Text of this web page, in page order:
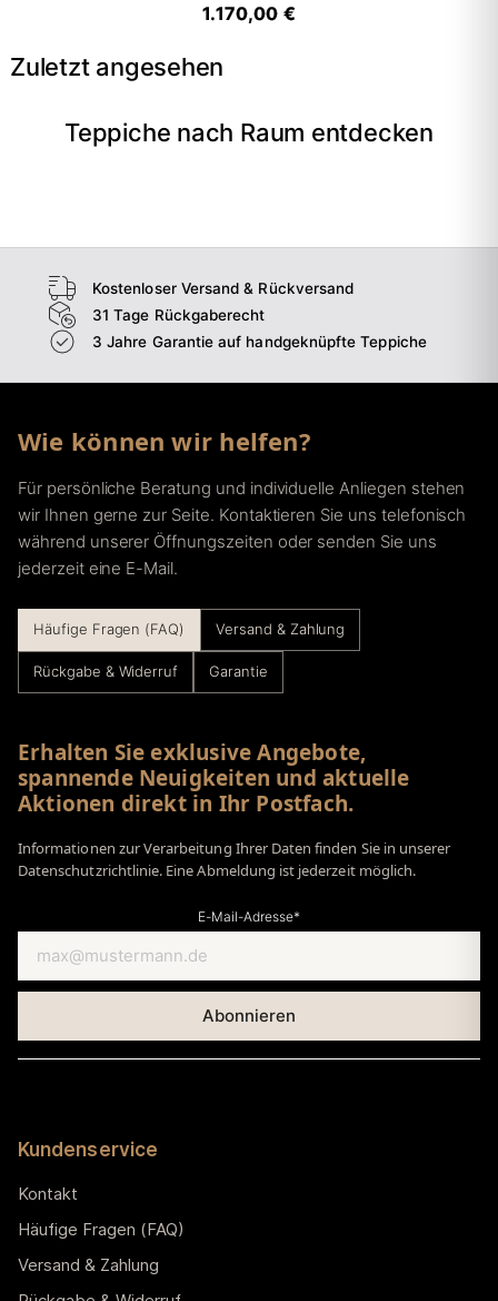
1.170,00 €
Zuletzt angesehen
Teppiche nach Raum entdecken
Wohnzimmer
Kostenloser Versand & Rückversand
31 Tage Rückgaberecht
3 Jahre Garantie auf handgeknüpfte Teppiche
Wie können wir helfen?
Für persönliche Beratung und individuelle Anliegen stehen
wir Ihnen gerne zur Seite. Kontaktieren Sie uns telefonisch
während unserer Öffnungszeiten oder senden Sie uns
jederzeit eine E-Mail.
Häufige Fragen (FAQ) Versand & Zahlung
Rückgabe & Widerruf Garantie
Erhalten Sie exklusive Angebote,
spannende Neuigkeiten und aktuelle
Aktionen direkt in Ihr Postfach.
Informationen zur Verarbeitung Ihrer Daten finden Sie in unserer
Datenschutzrichtlinie. Eine Abmeldung ist jederzeit möglich.
E-Mail-Adresse*
Kundenservice
Kontakt
Häufige Fragen (FAQ)
Versand & Zahlung